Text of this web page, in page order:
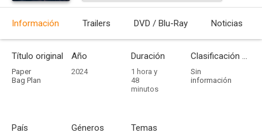
Información Trailers DVD / Blu-Ray Noticias
Título original
Paper
Bag Plan
Año
2024
Duración
1 hora y
48
minutos
Clasificación por edades
Sin
información
País Géneros Temas